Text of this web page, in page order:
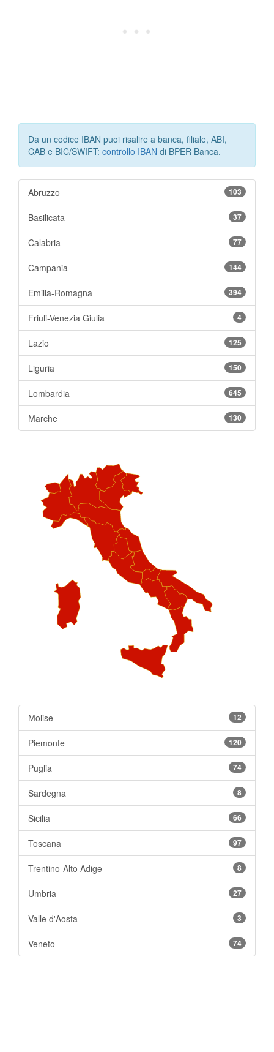
Da un codice IBAN puoi risalire a banca, filiale, ABI,
CAB e BIC/SWIFT: controllo IBAN di BPER Banca.
Abruzzo 103
Basilicata 37
Calabria 77
Campania 144
Emilia-Romagna 394
Friuli-Venezia Giulia 4
Lazio 125
Liguria 150
Lombardia 645
Marche 130
Molise 12
Piemonte 120
Puglia 74
Sardegna 8
Sicilia 66
Toscana 97
Trentino-Alto Adige 8
Umbria 27
Valle d'Aosta 3
Veneto 74